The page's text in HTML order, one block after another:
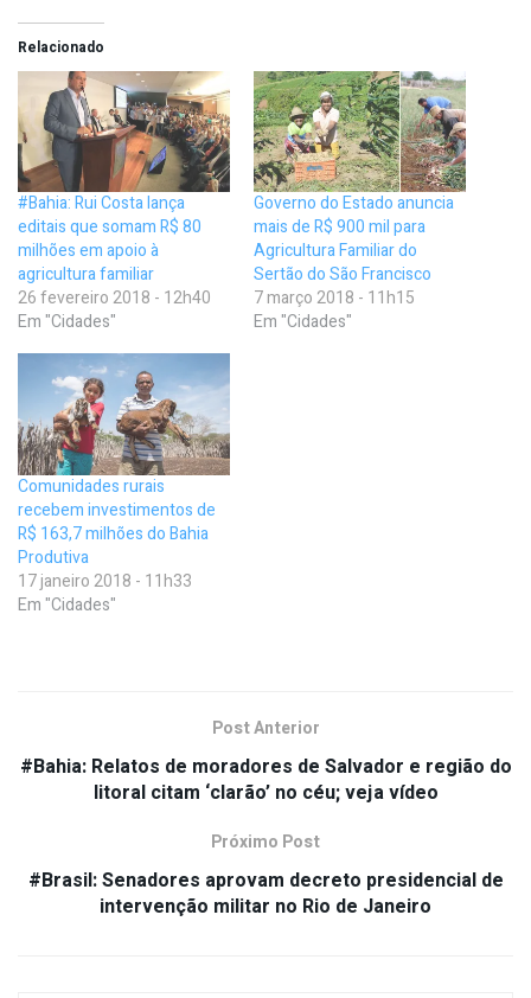
Relacionado
#Bahia: Rui Costa lança
editais que somam R$ 80
milhões em apoio à
agricultura familiar
26 fevereiro 2018 - 12h40
Em "Cidades"
Governo do Estado anuncia
mais de R$ 900 mil para
Agricultura Familiar do
Sertão do São Francisco
7 março 2018 - 11h15
Em "Cidades"
Comunidades rurais
recebem investimentos de
R$ 163,7 milhões do Bahia
Produtiva
17 janeiro 2018 - 11h33
Em "Cidades"
Post Anterior
#Bahia: Relatos de moradores de Salvador e região do
litoral citam ‘clarão’ no céu; veja vídeo
Próximo Post
#Brasil: Senadores aprovam decreto presidencial de
intervenção militar no Rio de Janeiro